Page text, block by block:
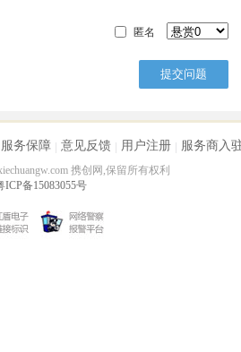
匿名
服务保障 意见反馈 用户注册 服务商入
携创网,保留所有权利
ICP备15083055号